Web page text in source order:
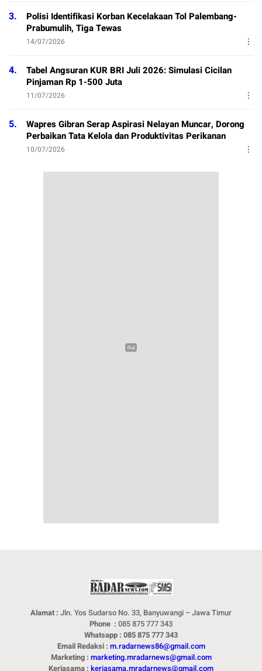
3.
Polisi Identifikasi Korban Kecelakaan Tol Palembang-
Prabumulih, Tiga Tewas
14/07/2026
4.
Tabel Angsuran KUR BRI Juli 2026: Simulasi Cicilan
Pinjaman Rp 1-500 Juta
11/07/2026
5.
Wapres Gibran Serap Aspirasi Nelayan Muncar, Dorong
Perbaikan Tata Kelola dan Produktivitas Perikanan
10/07/2026
Alamat : Jln. Yos Sudarso No. 33, Banyuwangi – Jawa Timur
Phone : 085 875 777 343
Whatsapp : 085 875 777 343
Email Redaksi : m.radarnews86@gmail.com
Marketing : marketing.mradarnews@gmail.com
Kerjasama : kerjasama.mradarnews@gmail.com